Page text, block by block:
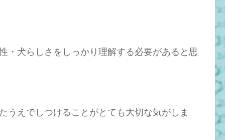
・犬らしさをしっかり理解する必要があると思
うえでしつけることがとても大切な気がしま